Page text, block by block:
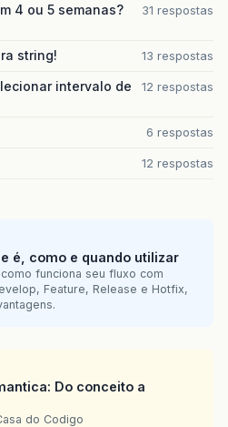
4 ou 5 semanas?
31 respostas
string! 13 respostas
intervalo de
12 respostas
6 respostas
12 respostas
é, como e quando utilizar
funciona seu fluxo com
Feature, Release e Hotfix,
Do conceito a
do Codigo